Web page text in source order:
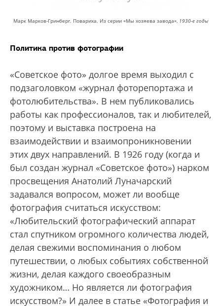
Марк Марков-Гринберг. Повариха. Из серии «Мы хозяева завода», 1930-е годы
Политика против фотографии
«Советское фото» долгое время выходил с
подзаголовком «журнал фоторепортажа и
фотолюбительства». В нем публиковались
работы как профессионалов, так и любителей,
поэтому и выставка построена на
взаимодействии и взаимопроникновении
этих двух направлений. В 1926 году (когда и
был создан журнал «Советское фото») нарком
просвещения Анатолий Луначарский
задавался вопросом, может ли вообще
фотография считаться искусством:
«Любительский фотографический аппарат
стал спутником огромного количества людей,
делая свежими воспоминания о любом
путешествии, о любых событиях собственной
жизни, делая каждого своеобразным
художником… Но является ли фотография
искусством?» И далее в статье «Фотография и